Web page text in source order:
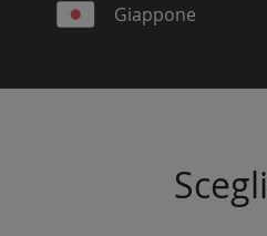
Giappone